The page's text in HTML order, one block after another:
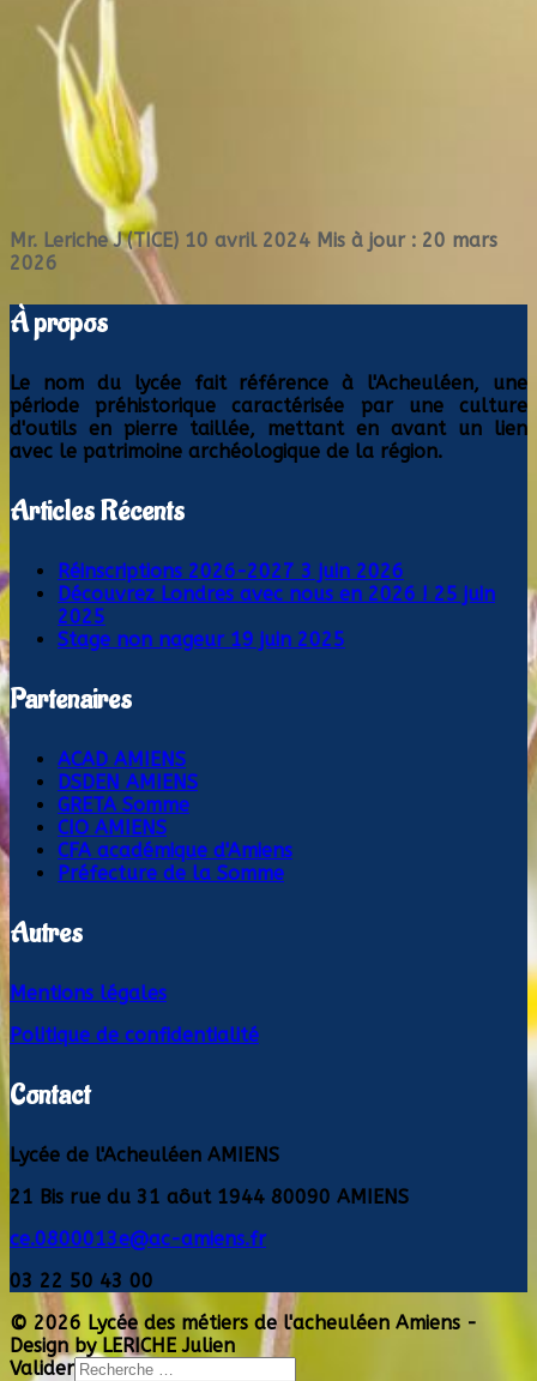
Mr. Leriche J (TICE) 10 avril 2024 Mis à jour : 20 mars
2026
À propos
Le nom du lycée fait référence à l'Acheuléen, une
période préhistorique caractérisée par une culture
d'outils en pierre taillée, mettant en avant un lien
avec le patrimoine archéologique de la région.
Articles Récents
Réinscriptions 2026-2027 3 juin 2026
Découvrez Londres avec nous en 2026 ! 25 juin
2025
Stage non nageur 19 juin 2025
Partenaires
ACAD AMIENS
DSDEN AMIENS
GRETA Somme
CIO AMIENS
CFA académique d'Amiens
Préfecture de la Somme
Autres
Mentions légales
Politique de confidentialité
Contact
Lycée de l'Acheuléen AMIENS
21 Bis rue du 31 aôut 1944 80090 AMIENS
ce.0800013e@ac-amiens.fr
03 22 50 43 00
© 2026 Lycée des métiers de l'acheuléen Amiens -
Design by LERICHE Julien
Valider